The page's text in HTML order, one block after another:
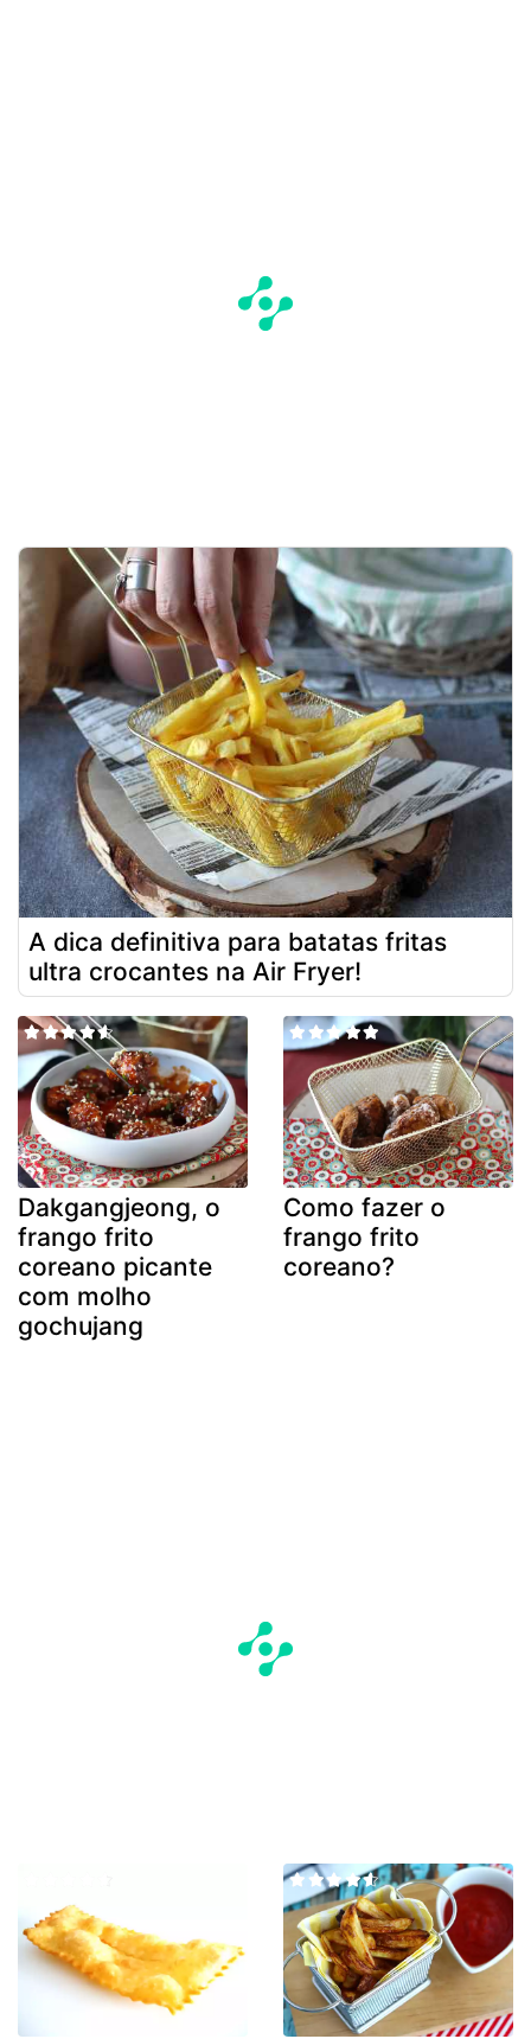
A dica definitiva para batatas fritas
ultra crocantes na Air Fryer!
Dakgangjeong, o
frango frito
coreano picante
com molho
gochujang
Como fazer o
frango frito
coreano?